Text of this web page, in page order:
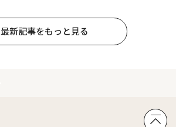
最新記事をもっと見る